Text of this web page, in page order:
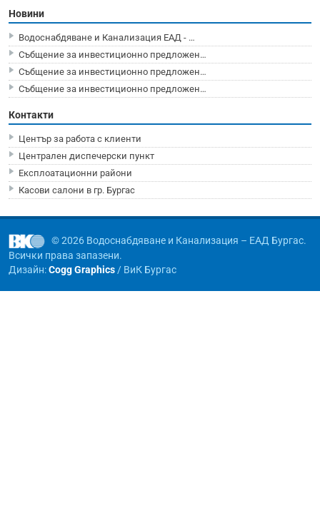
Новини
Водоснабдяване и Канализация ЕАД - …
Събщение за инвестиционно предложен…
Събщение за инвестиционно предложен…
Събщение за инвестиционно предложен…
Контакти
Център за работа с клиенти
Централен диспечерски пункт
Експлоатационни райони
Касови салони в гр. Бургас
© 2026 Водоснабдяване и Канализация – ЕАД Бургас.
Всички права запазени.
Дизайн:Cogg Graphics/ ВиК Бургас